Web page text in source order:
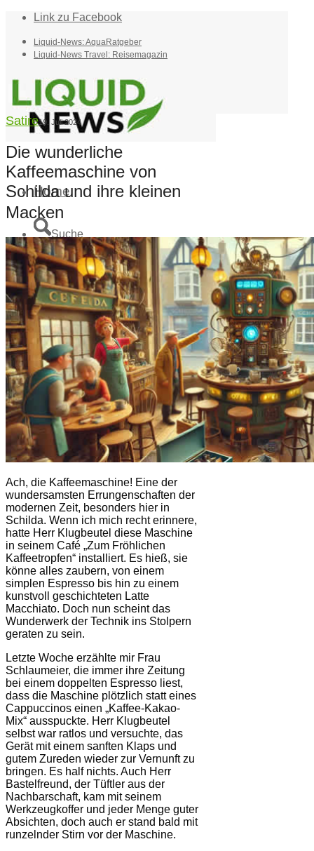
Link zu Facebook
Liquid-News: AquaRatgeber
Liquid-News Travel: Reisemagazin
Home
Suche
Menü Menü
Satire19. Juli 2024
Die wunderliche
Kaffeemaschine von
Schilda und ihre kleinen
Macken
Ach, die Kaffeemaschine! Eine der
wundersamsten Errungenschaften der
modernen Zeit, besonders hier in
Schilda. Wenn ich mich recht erinnere,
hatte Herr Klugbeutel diese Maschine
in seinem Café „Zum Fröhlichen
Kaffeetropfen“ installiert. Es hieß, sie
könne alles zaubern, von einem
simplen Espresso bis hin zu einem
kunstvoll geschichteten Latte
Macchiato. Doch nun scheint das
Wunderwerk der Technik ins Stolpern
geraten zu sein.
Letzte Woche erzählte mir Frau
Schlaumeier, die immer ihre Zeitung
bei einem doppelten Espresso liest,
dass die Maschine plötzlich statt eines
Cappuccinos einen „Kaffee-Kakao-
Mix“ ausspuckte. Herr Klugbeutel
selbst war ratlos und versuchte, das
Gerät mit einem sanften Klaps und
gutem Zureden wieder zur Vernunft zu
bringen. Es half nichts. Auch Herr
Bastelfreund, der Tüftler aus der
Nachbarschaft, kam mit seinem
Werkzeugkoffer und jeder Menge guter
Absichten, doch auch er stand bald mit
runzelnder Stirn vor der Maschine.